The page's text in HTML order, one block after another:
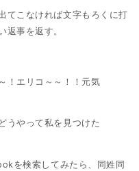
てこなければ文字もろくに打
返事を返す。
！エリコ～～！！元気
うやって私を見つけた
を検索してみたら、同姓同